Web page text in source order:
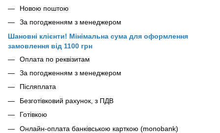
Новою поштою
За погодженням з менеджером
Шановні клієнти! Мінімальна сума для оформлення
замовлення від 1100 грн
Оплата по реквізитам
За погодженням з менеджером
Післяплата
Безготівковий рахунок, з ПДВ
Готівкою
Онлайн-оплата банківською карткою (monobank)